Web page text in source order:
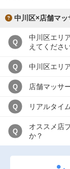
中川区×店舗マッ
Q
中川区エリ
えてください
Q 中川区エリ
Q 店舗マッサ
Q リアルタイ
Q
オススメ店
か？